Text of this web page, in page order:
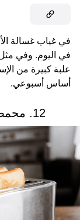
في غياب غسالة
في اليوم. وفي
علبة كبيرة من
أساس أسبوعي.
12. محمصة الخبز - ما بين 6 و 8 سنوات